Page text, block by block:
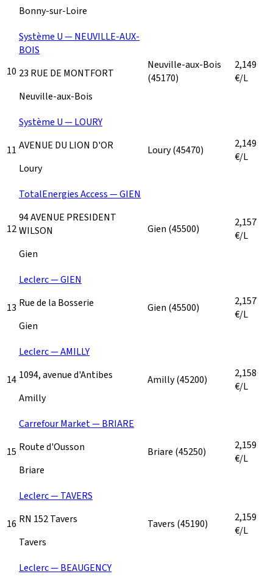
Bonny-sur-Loire
10
Système U — NEUVILLE-AUX-
BOIS
23 RUE DE MONTFORT
Neuville-aux-Bois
Neuville-aux-Bois
(45170)
2,149
€/L
11
Système U — LOURY
AVENUE DU LION D'OR
Loury
Loury(45470)
2,149
€/L
12
TotalEnergies Access — GIEN
94 AVENUE PRESIDENT
WILSON
Gien
Gien (45500)
2,157
€/L
13
Leclerc — GIEN
Rue de la Bosserie
Gien
Gien (45500)
2,157
€/L
14
Leclerc — AMILLY
1094, avenue d'Antibes
Amilly
Amilly(45200)
2,158
€/L
15
Carrefour Market — BRIARE
Route d'Ousson
Briare
Briare (45250)
2,159
€/L
16
Leclerc — TAVERS
RN 152 Tavers
Tavers
Tavers (45190)
2,159
€/L
Leclerc — BEAUGENCY